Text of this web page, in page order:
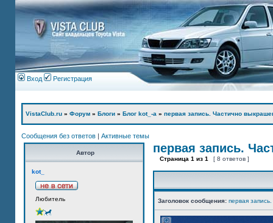
Вход Регистрация
VistaClub.ru » Форум » Блоги » Блог kot_-а » первая запись. Частично
Сообщения без ответов | Активные темы
Автор
kot_
Любитель
первая запись.
Страница 1 из 1 [ 8 ответов ]
Заголовок сообщения: первая